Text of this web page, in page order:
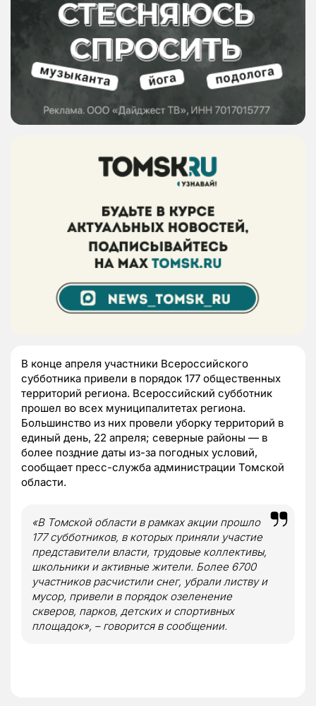
В конце апреля участники Всероссийского
субботника привели в порядок 177 общественных
территорий региона. Всероссийский субботник
прошел во всех муниципалитетах региона.
Большинство из них провели уборку территорий в
единый день, 22 апреля; северные районы — в
более поздние даты из-за погодных условий,
сообщает пресс-служба администрации Томской
области.
«В Томской области в рамках акции прошло
177 субботников, в которых приняли участие
представители власти, трудовые коллективы,
школьники и активные жители. Более 6700
участников расчистили снег, убрали листву и
мусор, привели в порядок озеленение
скверов, парков, детских и спортивных
площадок», – говорится в сообщении.